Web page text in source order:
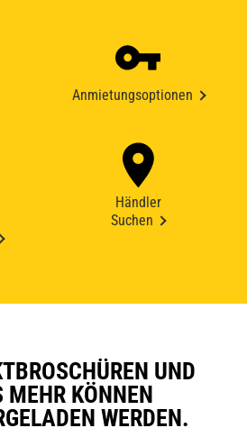
Anmietungsoptionen
Händler
Suchen
UND
MEHR KÖNNEN
WERDEN.